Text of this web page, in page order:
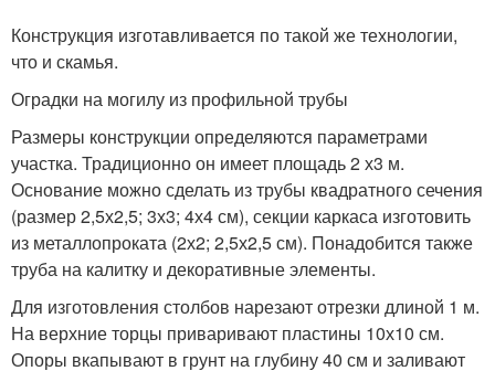
Конструкция изготавливается по такой же технологии,
что и скамья.
Оградки на могилу из профильной трубы
Размеры конструкции определяются параметрами
участка. Традиционно он имеет площадь 2 х3 м.
Основание можно сделать из трубы квадратного сечения
(размер 2,5х2,5; 3х3; 4х4 см), секции каркаса изготовить
из металлопроката (2х2; 2,5х2,5 см). Понадобится также
труба на калитку и декоративные элементы.
Для изготовления столбов нарезают отрезки длиной 1 м.
На верхние торцы приваривают пластины 10х10 см.
Опоры вкапывают в грунт на глубину 40 см и заливают